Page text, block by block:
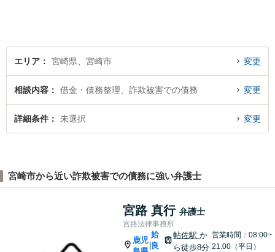
エリア 宮崎県、宮崎市 変更
相談内容 借金・債務整理、詐欺被害での債務 変更
詳細条件 未選択 変更
宮崎市から近い詐欺被害での債務に強い弁護士
宮路 真行 弁護士
宮路法律事務所
鹿児
姶
良
帖佐駅か
ら徒歩8分
営業時間：08:00~
21:00（平日）